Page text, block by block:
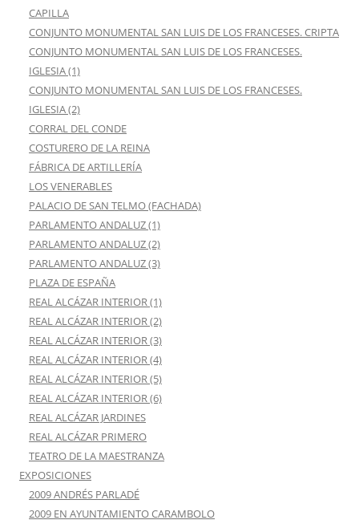
CAPILLA
CONJUNTO MONUMENTAL SAN LUIS DE LOS FRANCESES. CRIPTA
CONJUNTO MONUMENTAL SAN LUIS DE LOS FRANCESES.
IGLESIA (1)
CONJUNTO MONUMENTAL SAN LUIS DE LOS FRANCESES.
IGLESIA (2)
CORRAL DEL CONDE
COSTURERO DE LA REINA
FÁBRICA DE ARTILLERÍA
LOS VENERABLES
PALACIO DE SAN TELMO (FACHADA)
PARLAMENTO ANDALUZ (1)
PARLAMENTO ANDALUZ (2)
PARLAMENTO ANDALUZ (3)
PLAZA DE ESPAÑA
REAL ALCÁZAR INTERIOR (1)
REAL ALCÁZAR INTERIOR (2)
REAL ALCÁZAR INTERIOR (3)
REAL ALCÁZAR INTERIOR (4)
REAL ALCÁZAR INTERIOR (5)
REAL ALCÁZAR INTERIOR (6)
REAL ALCÁZAR JARDINES
REAL ALCÁZAR PRIMERO
TEATRO DE LA MAESTRANZA
EXPOSICIONES
2009 ANDRÉS PARLADÉ
2009 EN AYUNTAMIENTO CARAMBOLO